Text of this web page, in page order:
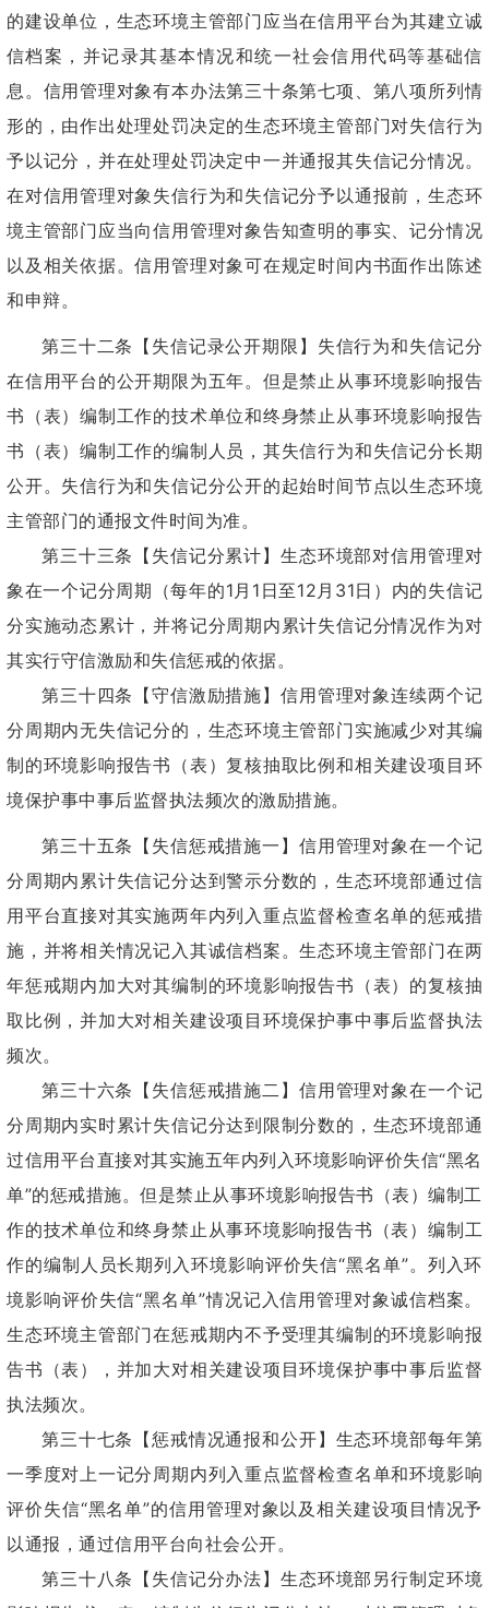
的建设单位，生态环境主管部门应当在信用平台为其建立诚
信档案，并记录其基本情况和统一社会信用代码等基础信
息。信用管理对象有本办法第三十条第七项、第八项所列情
形的，由作出处理处罚决定的生态环境主管部门对失信行为
予以记分，并在处理处罚决定中一并通报其失信记分情况。
在对信用管理对象失信行为和失信记分予以通报前，生态环
境主管部门应当向信用管理对象告知查明的事实、记分情况
以及相关依据。信用管理对象可在规定时间内书面作出陈述
和申辩。
第三十二条【失信记录公开期限】失信行为和失信记分
在信用平台的公开期限为五年。但是禁止从事环境影响报告
书（表）编制工作的技术单位和终身禁止从事环境影响报告
书（表）编制工作的编制人员，其失信行为和失信记分长期
公开。失信行为和失信记分公开的起始时间节点以生态环境
主管部门的通报文件时间为准。
第三十三条【失信记分累计】生态环境部对信用管理对
象在一个记分周期（每年的1月1日至12月31日）内的失信记
分实施动态累计，并将记分周期内累计失信记分情况作为对
其实行守信激励和失信惩戒的依据。
第三十四条【守信激励措施】信用管理对象连续两个记
分周期内无失信记分的，生态环境主管部门实施减少对其编
制的环境影响报告书（表）复核抽取比例和相关建设项目环
境保护事中事后监督执法频次的激励措施。
第三十五条【失信惩戒措施一】信用管理对象在一个记
分周期内累计失信记分达到警示分数的，生态环境部通过信
用平台直接对其实施两年内列入重点监督检查名单的惩戒措
施，并将相关情况记入其诚信档案。生态环境主管部门在两
年惩戒期内加大对其编制的环境影响报告书（表）的复核抽
取比例，并加大对相关建设项目环境保护事中事后监督执法
频次。
第三十六条【失信惩戒措施二】信用管理对象在一个记
分周期内实时累计失信记分达到限制分数的，生态环境部通
过信用平台直接对其实施五年内列入环境影响评价失信“黑名
单”的惩戒措施。但是禁止从事环境影响报告书（表）编制工
作的技术单位和终身禁止从事环境影响报告书（表）编制工
作的编制人员长期列入环境影响评价失信“黑名单”。列入环
境影响评价失信“黑名单”情况记入信用管理对象诚信档案。
生态环境主管部门在惩戒期内不予受理其编制的环境影响报
告书（表），并加大对相关建设项目环境保护事中事后监督
执法频次。
第三十七条【惩戒情况通报和公开】生态环境部每年第
一季度对上一记分周期内列入重点监督检查名单和环境影响
评价失信“黑名单”的信用管理对象以及相关建设项目情况予
以通报，通过信用平台向社会公开。
第三十八条【失信记分办法】生态环境部另行制定环境